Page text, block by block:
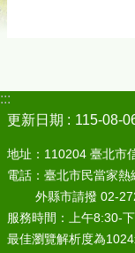
:::
更新日期
115-08-
地址：110204 臺北市
電話：臺北市民當家熱
外縣市請撥 02-
服務時間：上午8:30-
最佳瀏覽解析度為